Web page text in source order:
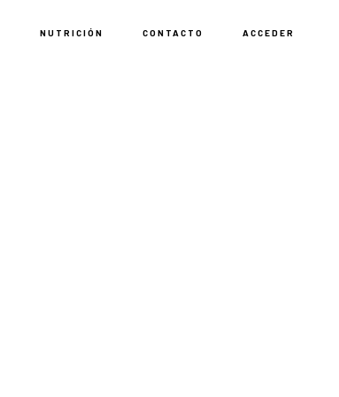
NUTRICIÓN CONTACTO ACCEDER